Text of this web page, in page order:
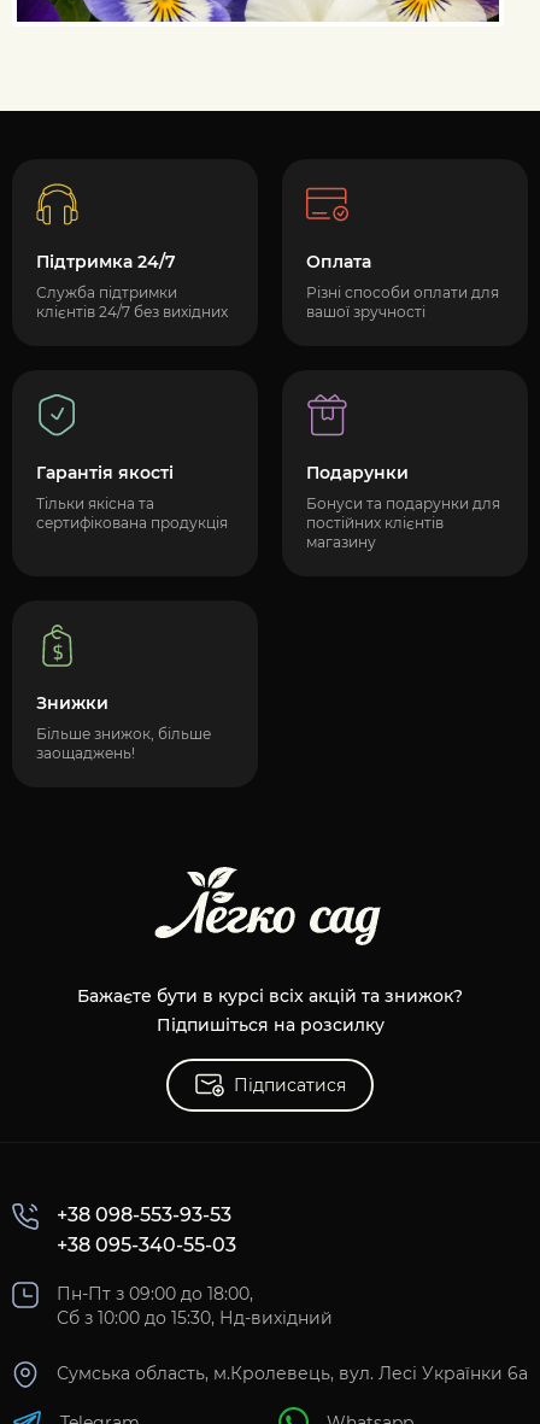
Підтримка 24/7
Служба підтримки
клієнтів 24/7 без вихідних
Оплата
Різні способи оплати для
вашої зручності
Гарантія якості
Тільки якісна та
сертифікована продукція
Подарунки
Бонуси та подарунки для
постійних клієнтів
магазину
Знижки
Більше знижок, більше
заощаджень!
Бажаєте бути в курсі всіх акцій та знижок?
Підпишіться на розсилку
Підписатися
+38 098-553-93-53
+38 095-340-55-03
Пн-Пт з 09:00 до 18:00,
Сб з 10:00 до 15:30, Нд-вихідний
Сумська область, м.Кролевець, вул. Лесі Українки 6а